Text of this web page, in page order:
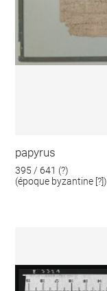
papyrus
395 / 641 (?)
(époque byzantine [?])